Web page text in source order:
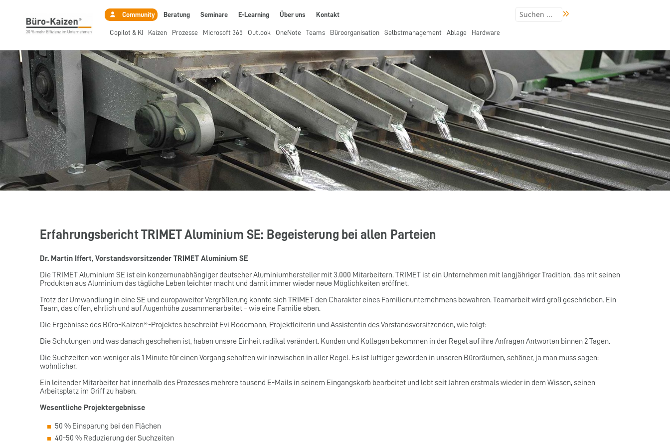
Community Beratung Seminare E-Learning Über uns Kontakt
Copilot & KI Kaizen Prozesse Microsoft 365 Outlook OneNote Teams Büroorganisation Selbstmanagement Ablage Hardware
Erfahrungsbericht TRIMET Aluminium SE: Begeisterung bei allen Parteien
Dr. Martin Iffert, Vorstandsvorsitzender TRIMET Aluminium SE
Die TRIMET Aluminium SE ist ein konzernunabhängiger deutscher Aluminiumhersteller mit 3.000 Mitarbeitern. TRIMET ist ein Unternehmen mit langjähriger Tradition, das mit seinen
Produkten aus Aluminium das tägliche Leben leichter macht und damit immer wieder neue Möglichkeiten eröffnet.
Trotz der Umwandlung in eine SE und europaweiter Vergrößerung konnte sich TRIMET den Charakter eines Familienunternehmens bewahren. Teamarbeit wird groß geschrieben. Ein
Team, das offen, ehrlich und auf Augenhöhe zusammenarbeitet – wie eine Familie eben.
Die Ergebnisse des Büro-Kaizen®-Projektes beschreibt Evi Rodemann, Projektleiterin und Assistentin des Vorstandsvorsitzenden, wie folgt:
Die Schulungen und was danach geschehen ist, haben unsere Einheit radikal verändert. Kunden und Kollegen bekommen in der Regel auf ihre Anfragen Antworten binnen 2 Tagen.
Die Suchzeiten von weniger als 1 Minute für einen Vorgang schaffen wir inzwischen in aller Regel. Es ist luftiger geworden in unseren Büroräumen, schöner, ja man muss sagen:
wohnlicher.
Ein leitender Mitarbeiter hat innerhalb des Prozesses mehrere tausend E-Mails in seinem Eingangskorb bearbeitet und lebt seit Jahren erstmals wieder in dem Wissen, seinen
Arbeitsplatz im Griff zu haben.
Wesentliche Projektergebnisse
50 % Einsparung bei den Flächen
40-50 % Reduzierung der Suchzeiten